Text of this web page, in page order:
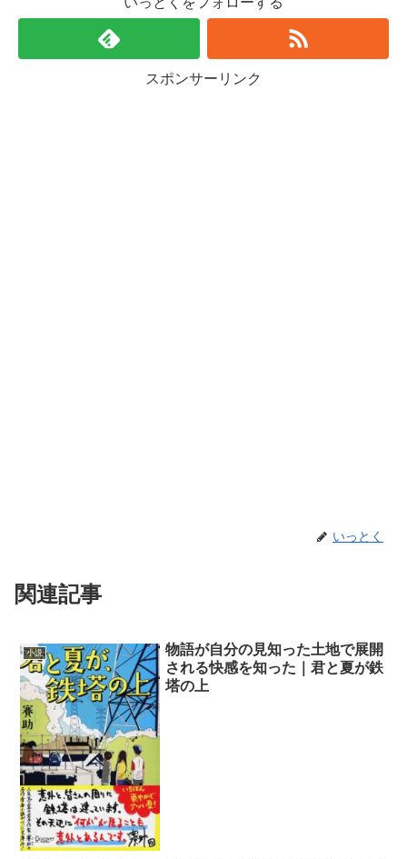
スポンサーリンク
いっとく
関連記事
小説
物語が自分の見知った土地で展開
される快感を知った｜君と夏が鉄
塔の上